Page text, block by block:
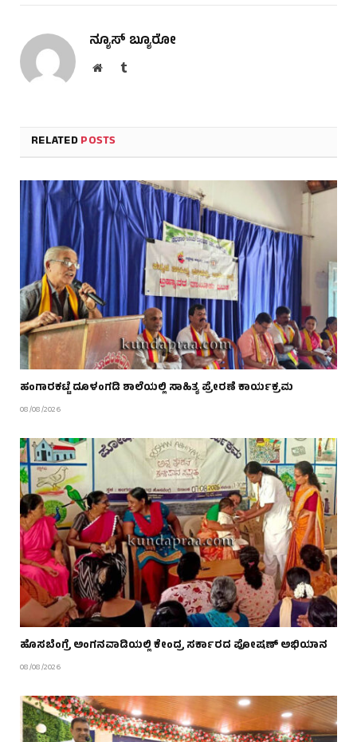
ನ್ಯೂಸ್ ಬ್ಯೂರೋ
WebsiteTumblr
RELATEDPOSTS
ಹಂಗಾರಕಟ್ಟೆ ದೂಳಂಗಡಿ ಶಾಲೆಯಲ್ಲಿ ಸಾಹಿತ್ಯ ಪ್ರೇರಣೆ ಕಾರ್ಯಕ್ರಮ
08/08/2026
ಹೊಸಬೆಂಗ್ರೆ ಅಂಗನವಾಡಿಯಲ್ಲಿ ಕೇಂದ್ರ ಸರ್ಕಾರದ ಪೋಷಣ್ ಅಭಿಯಾನ
08/08/2026